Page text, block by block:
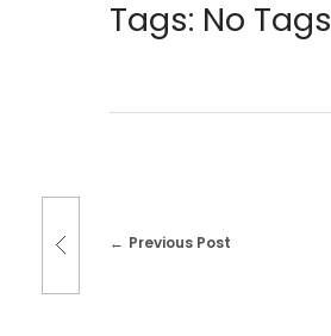
Tags: No Tags
Previous Post